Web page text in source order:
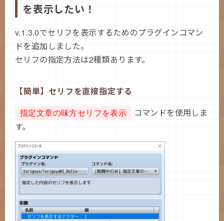
を表示したい！
v.1.3.0でセリフを表示するためのプラグインコマン
ドを追加しました。
セリフの指定方法は2種類あります。
【簡単】セリフを直接指定する
指定文章の味方セリフを表示
コマンドを使用しま
す。